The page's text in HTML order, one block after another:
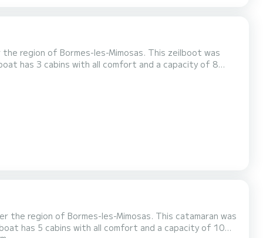
the region of Bormes-les-Mimosas. This zeilboot was
an exceptional vacation on the water in the
the region of Bormes-les-Mimosas. This catamaran was